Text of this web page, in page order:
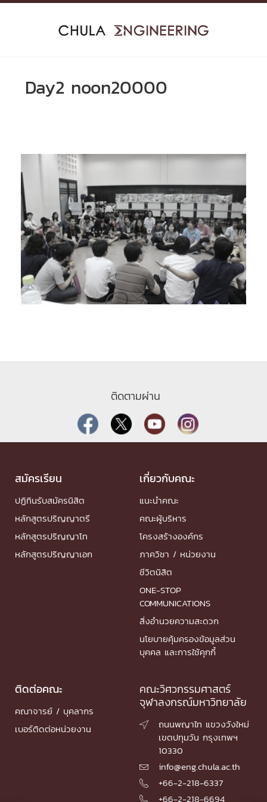
Skip
Day2 noon20000
ติดตามผ่าน
สมัครเรียน
ปฏิทินรับสมัครนิสิต
หลักสูตรปริญญาตรี
หลักสูตรปริญญาโท
หลักสูตรปริญญาเอก
เกี่ยวกับคณะ
แนะนำคณะ
คณะผู้บริหาร
โครงสร้างองค์กร
ภาควิชา / หน่วยงาน
ชีวิตนิสิต
ONE-STOP
COMMUNICATIONS
สิ่งอำนวยความสะดวก
นโยบายคุ้มครองข้อมูลส่วน
บุคคล และการใช้คุกกี้
ติดต่อคณะ
คณาจารย์ / บุคลากร
เบอร์ติดต่อหน่วยงาน
คณะวิศวกรรมศาสตร์
จุฬาลงกรณ์มหาวิทยาลัย

ถนนพญาไท แขวงวังใหม่
เขตปทุมวัน กรุงเทพฯ
10330
 info@eng.chula.ac.th
 +66-2-218-6337
 +66-2-218-6694